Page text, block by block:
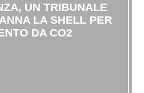
UN TRIBUNALE
LA SHELL PER
DA CO2